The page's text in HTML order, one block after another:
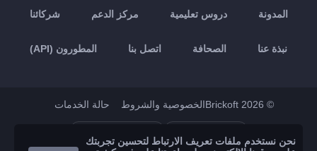
المدونة دروس تعليمية مركز الدعم شركائنا
نبذة عنا الصحافة اتصل بنا المطورون (API)
© 2026 Brickoft الخصوصية والشروط حالة الخدمات
App Store
Google Play
نحن نستخدم ملفات تعريف الارتباط لتحسين تجربتك